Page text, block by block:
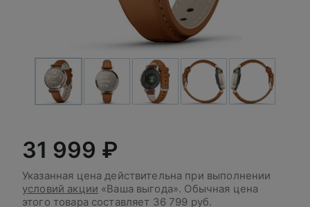
31 999 ₽
Указанная цена действительна при выполнении
условий акции «Ваша выгода». Обычная цена
этого товара составляет 36 799 руб.